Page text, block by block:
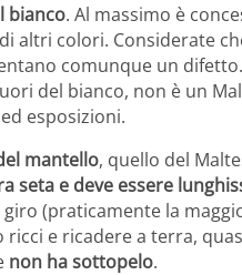
bianco. Al massimo è
altri colori. Considerate
comunque un
del bianco, non è un
esposizioni.
mantello, quello del
seta e deve essere
(praticamente la
e ricadere a terra,
non ha sottopelo.